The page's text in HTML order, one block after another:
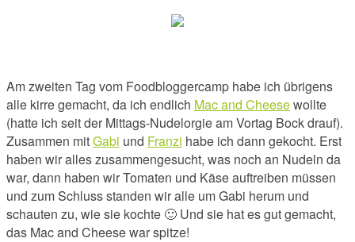
Am zweiten Tag vom Foodbloggercamp habe ich übrigens
alle kirre gemacht, da ich endlich Mac and Cheesewollte
(hatte ich seit der Mittags-Nudelorgie am Vortag Bock drauf).
Zusammen mitGabi und Franzi habe ich dann gekocht. Erst
haben wir alles zusammengesucht, was noch an Nudeln da
war, dann haben wir Tomaten und Käse auftreiben müssen
und zum Schluss standen wir alle um Gabi herum und
schauten zu, wie sie kochte 🙂 Und sie hat es gut gemacht,
das Mac and Cheese war spitze!